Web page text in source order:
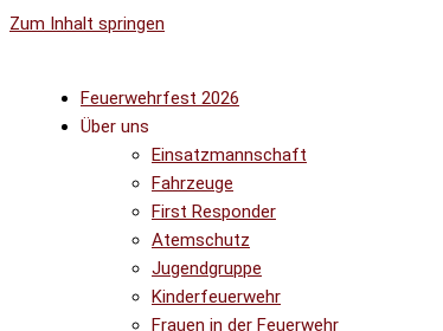
Zum Inhalt springen
Feuerwehrfest 2026
Über uns
Einsatzmannschaft
Fahrzeuge
First Responder
Atemschutz
Jugendgruppe
Kinderfeuerwehr
Frauen in der Feuerwehr